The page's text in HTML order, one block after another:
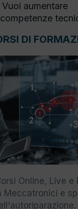
Vuoi aumentare
DI
Online, Live e
Meccatronici e